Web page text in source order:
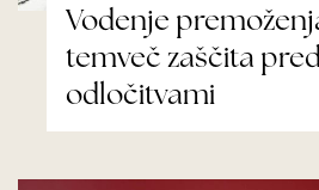
Vodenje
temveč zaščita
odločitvami